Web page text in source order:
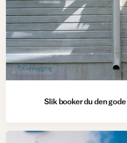
Gulvlegging
Slik booker du den